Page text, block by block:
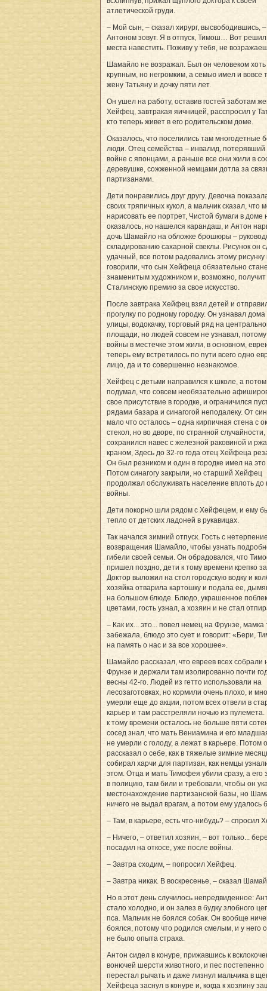
атлетической груди.
– Мой сын, – сказал хирург, высвободившись, –
Антоном зовут. Я в отпуск, Тимош… Вот
места навестить. Поживу у тебя, не
Шамайло не возражал. Был он человеком хоть
крупным, но негромким, а семью имел и вовсе
жену Татьяну и дочку пяти лет.
Он ушел на работу, оставив гостей заботам
Хейфец, завтракая яичницей, расспросил у
кто теперь живет в его родительском доме.
Оказалось, что поселились там многодетные
люди. Отец семейства – инвалид, потерявший
войне с японцами, а раньше все они жили в
деревушке, сожженной немцами дотла за
партизанами.
Дети понравились друг другу. Девочка
своих тряпичных кукол, а мальчик сказал, что
нарисовать ее портрет, Чистой бумаги в доме
оказалось, но нашелся карандаш, и Антон
дочь Шамайло на обложке брошюры –
складированию сахарной свеклы. Рисунок он
удачный, все потом радовались этому рисунку
говорили, что сын Хейфеца обязательно
знаменитым художником и, возможно, получит
Сталинскую премию за свое искусство.
После завтрака Хейфец взял детей и
прогулку по родному городку. Он узнавал дома
улицы, водокачку, торговый ряд на
площади, но людей совсем не узнавал, потому
войны в местечке этом жили, в основном,
теперь ему встретилось по пути всего одно
лицо, да и то совершенно незнакомое.
Хейфец с детьми направился к школе, а потом
подумал, что совсем необязательно
свое присутствие в городке, и ограничился
рядами базара и синагогой неподалеку. От
мало что осталось – одна кирпичная стена с
стекол, но во дворе, по странной случайности,
сохранился навес с железной раковиной и
краном, Здесь до 32-го года отец Хейфеца
Он был резником и один в городке имел на
Потом синагогу закрыли, но старший Хейфец
продолжал обслуживать население вплоть до
войны.
Дети покорно шли рядом с Хейфецем, и ему
тепло от детских ладоней в рукавицах.
Так начался зимний отпуск. Гость с
возвращения Шамайло, чтобы узнать
гибели своей семьи. Он обрадовался, что
пришел поздно, дети к тому времени крепко
Доктор выложил на стол городскую водку и
хозяйка отварила картошку и подала ее,
на большом блюде. Блюдо, украшенное
цветами, гость узнал, а хозяин и не стал
– Как их... это... повел немец на Фрунзе, мамка
забежала, блюдо это сует и говорит: «Бери,
на память о нас и за все хорошее».
Шамайло рассказал, что евреев всех собрали
Фрунзе и держали там изолированно почти
весны 42-го. Людей из гетто использовали на
лесозаготовках, но кормили очень плохо, и
умерли еще до акции, потом всех отвели в
карьер и там расстреляли ночью из
к тому времени осталось не больше пяти
сосед знал, что мать Вениамина и его
не умерли с голоду, а лежат в карьере. Потом
рассказал о себе, как в тяжелые зимние
собирал харчи для партизан, как немцы
этом. Отца и мать Тимофея убили сразу, а его
в полицию, там били и требовали, чтобы он
местонахождение партизанской базы, но
ничего не выдал врагам, а потом ему удалось
– Там, в карьере, есть что-нибудь? – спросил
– Ничего, – ответил хозяин, – вот только...
посадил на откосе, уже после войны.
– Завтра сходим, – попросил Хейфец.
– Завтра никак. В воскресенье, – сказал
Но в этот день случилось непредвиденное:
стало холодно, и он залез в будку злобного
пса. Мальчик не боялся собак. Он вообще
боялся, потому что родился смелым, и у него
не было опыта страха.
Антон сидел в конуре, прижавшись к
вонючей шерсти животного, и пес постепенно
перестал рычать и даже лизнул мальчика в
Хейфеца заснул в конуре и, когда к хозяину